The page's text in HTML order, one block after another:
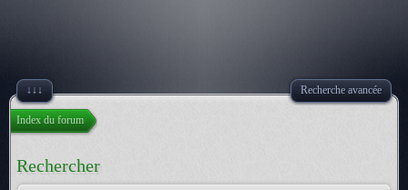
↓↓↓ Recherche avancée
Index du forum
Rechercher